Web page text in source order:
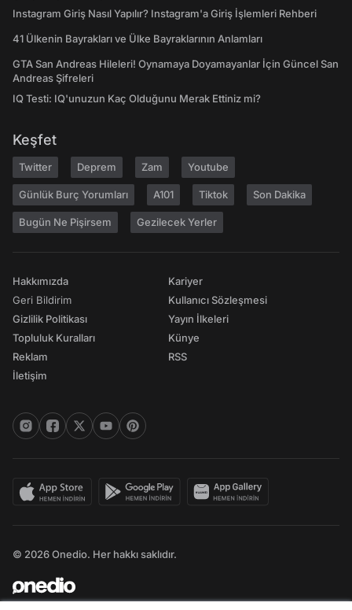
Instagram Giriş Nasıl Yapılır? Instagram'a Giriş İşlemleri Rehberi
41 Ülkenin Bayrakları ve Ülke Bayraklarının Anlamları
GTA San Andreas Hileleri! Oynamaya Doyamayanlar İçin Güncel San
Andreas Şifreleri
IQ Testi: IQ'unuzun Kaç Olduğunu Merak Ettiniz mi?
Keşfet
Twitter Deprem Zam Youtube
Günlük Burç Yorumları A101 Tiktok Son Dakika
Bugün Ne Pişirsem Gezilecek Yerler
Hakkımızda
Geri Bildirim
Gizlilik Politikası
Topluluk Kuralları
Reklam
İletişim
Kariyer
Kullanıcı Sözleşmesi
Yayın İlkeleri
Künye
RSS
© 2026 Onedio. Her hakkı saklıdır.